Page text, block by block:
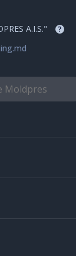
A.I.S." ?